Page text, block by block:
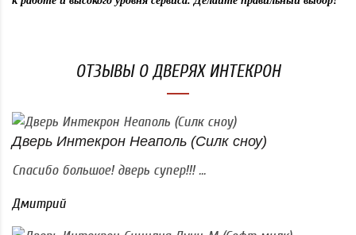
ОТЗЫВЫ О ДВЕРЯХ ИНТЕКРОН
Дверь Интекрон Неаполь (Силк сноу)
Спасибо большое! дверь супер!!! ...
Дмитрий